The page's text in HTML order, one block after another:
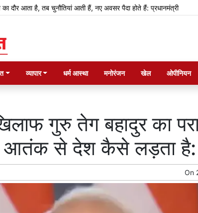
तब चुनौतियां आती हैं, नए अवसर पैदा होते हैं: प्रधानमंत्री बेंगलूरु
व्यापार धर्म आस्था मनोरंजन खेल ओपीनियन
गुरु तेग बहादुर का
आतंक से देश कैसे लड़ता है:
On